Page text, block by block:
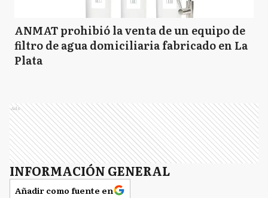
ANMAT prohibió la venta de un equipo de
filtro de agua domiciliaria fabricado en La
Plata
Ads
INFORMACIÓN GENERAL
Añadir como fuente en